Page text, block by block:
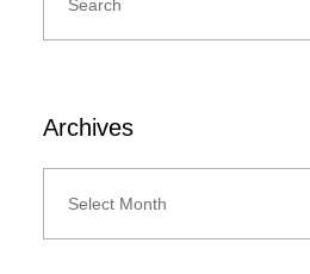
Archives
Archives